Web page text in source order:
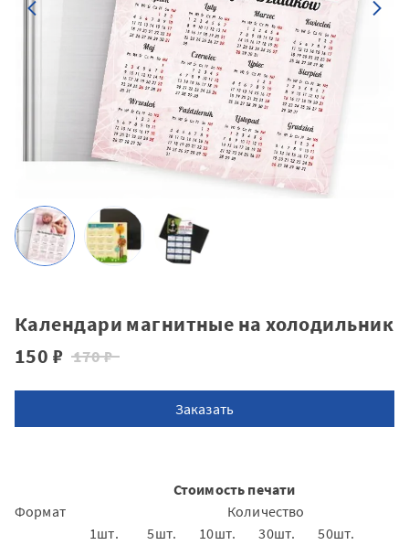
Календари магнитные на холодильник
150 ₽ 170 ₽
Заказать
Стоимость печати
Формат Количество
1шт. 5шт. 10шт. 30шт. 50шт.